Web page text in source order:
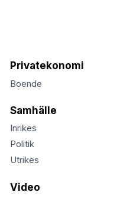
Privatekonomi
Boende
Samhälle
Inrikes
Politik
Utrikes
Video